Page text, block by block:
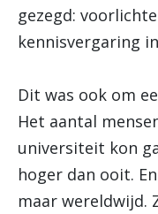
gezegd:
kennisvergaring
Dit was ook om
Het aantal
universiteit kon
hoger dan ooit.
maar wereldwijd.